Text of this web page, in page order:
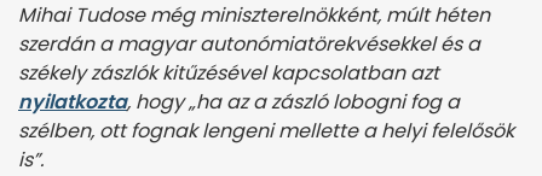
Mihai Tudose még miniszterelnökként, múlt héten
szerdán a magyar autonómiatörekvésekkel és a
székely zászlók kitűzésével kapcsolatban azt
nyilatkozta, hogy „ha az a zászló lobogni fog a
szélben, ott fognak lengeni mellette a helyi felelősök
is”.